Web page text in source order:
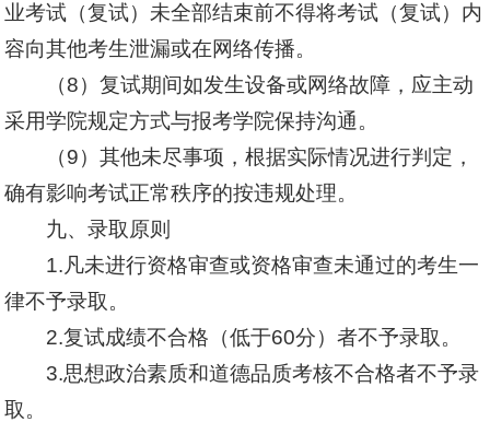
业考试（复试）未全部结束前不得将考试（复试）内
容向其他考生泄漏或在网络传播。
（8）复试期间如发生设备或网络故障，应主动
采用学院规定方式与报考学院保持沟通。
（9）其他未尽事项，根据实际情况进行判定，
确有影响考试正常秩序的按违规处理。
九、录取原则
1.凡未进行资格审查或资格审查未通过的考生一
律不予录取。
2.复试成绩不合格（低于60分）者不予录取。
3.思想政治素质和道德品质考核不合格者不予录
取。